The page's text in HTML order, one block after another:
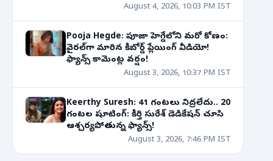
August 4, 2026, 10:03 PM IST
Pooja Hegde: పూజా హెగ్డేలోని మరో కోణం:
వైరల్‌గా మారిన కీబోర్డ్ ప్లేయింగ్ వీడియో!
ఫ్యాన్స్ కామెంట్ల వర్షం!
August 3, 2026, 10:37 PM IST
Keerthy Suresh: 41 గంటలు నిద్రలేదు.. 20
గంటల షూటింగ్: కీర్తి సురేశ్ డెడికేషన్ చూసి
ఆశ్చర్యపోతున్న ఫ్యాన్స్!
August 3, 2026, 7:46 PM IST